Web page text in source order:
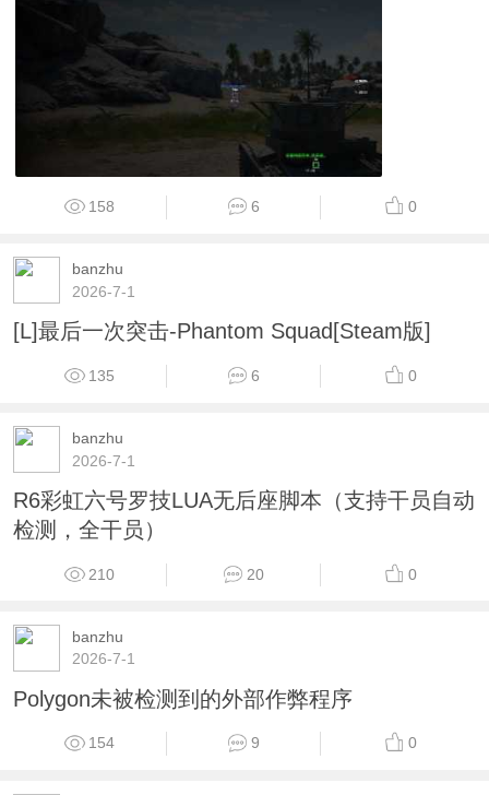
158 6 0
banzhu
2026-7-1
[L]最后一次突击-Phantom Squad[Steam版]
135 6 0
banzhu
2026-7-1
R6彩虹六号罗技LUA无后座脚本（支持干员自动
检测，全干员）
210 20 0
banzhu
2026-7-1
Polygon未被检测到的外部作弊程序
154 9 0